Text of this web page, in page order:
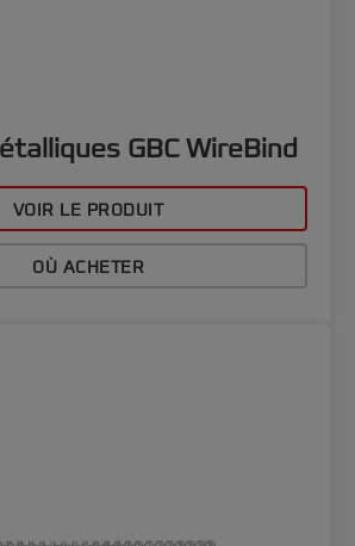
GBC WireBind
VOIR LE PRODUIT
OÙ ACHETER